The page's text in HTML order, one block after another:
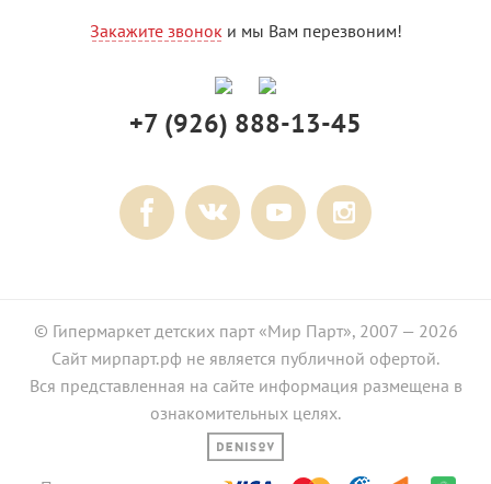
Закажите звонок и мы Вам перезвоним!
+7 (926) 888-13-45
© Гипермаркет детских парт «Мир Парт», 2007 — 2026
Сайт мирпарт.рф не является публичной офертой.
Вся представленная на сайте информация размещена в
ознакомительных целях.